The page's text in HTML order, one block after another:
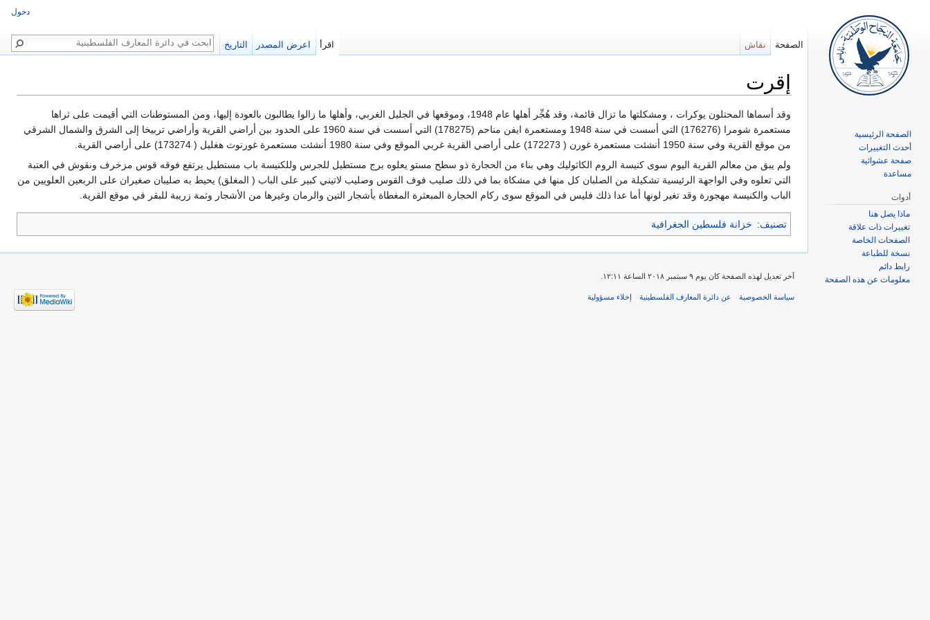
إقرت
‎مستعمرة ‏شومرا (176276) التي أسست في سنة 1948 ومستعمرة ‏ايفن مناحم (178275)‏‎ ‎التي أسست في ‏سنة 1960 على الحدود بين أراضي القرية وأراضي تربيخا إلى الشرق‎ ‎والشمال الشرقي
من ‏موقع ‏القرية وفي سنة 1950 أنشئت مستعمرة غورن ( 172273) على‎ ‎أراضي القرية غربي الموقع وفي ‏سنة 1980 أنشئت ‏مستعمرة غورنوث هغليل ( 173274) على‎ ‎أراضي القرية.‏
ولم يبق من معالم القرية اليوم سوى كنيسة الروم الكاثوليك وهي بناء من الحجارة ذو سطح‎ ‎مستو يعلوه برج مستطيل للجرس ‏وللكنيسة باب مستطيل يرتفع فوقه قوس مزخرف ونقوش في‎ ‎العتبة
‏التي تعلوه وفي الواجهة الرئيسية تشكيلة من الصلبان كل منها في ‏مشكاة بما‎ ‎في ذلك صليب فوف ‏القوس وصليب لاتيني كبير على الباب ( المغلق) يحيط به صليبان‎ ‎صغيران على الربعين العلويين ‏من
‏الباب والكنيسة مهجورة وقد تغير لونها أما عدا‎ ‎ذلك فليس في الموقع سوى ركام الحجارة المبعثرة ‏المغطاة بأشجار التين والرمان ‏وغيرها‎ ‎من الأشجار وثمة زريبة للبقر في موقع القرية.‏
تصنيف: خزانة فلسطين الجغرافية
دخول
نقاش الصفحة
بحث
التاريخ اعرض المصدر اقرأ
الصفحة الرئيسية
أحدث التغييرات
صفحة عشوائية
مساعدة
أدوات
ماذا يصل هنا
تغييرات ذات علاقة
الصفحات الخاصة
نسخة للطباعة
رابط دائم
معلومات عن هذه الصفحة
آخر تعديل لهذه الصفحة كان يوم ٩ سبتمبر ٢٠١٨ الساعة ١٢:١١.
سياسة الخصوصية عن دائرة المعارف الفلسطينية إخلاء مسؤولية